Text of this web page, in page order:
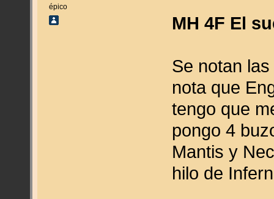
épico
MH 4F El
Se notan
nota que
tengo que
pongo 4
Mantis y
hilo de